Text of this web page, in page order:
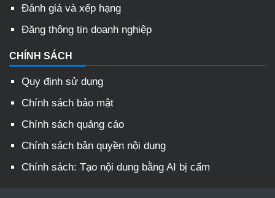
Đánh giá và xếp hạng
Đăng thông tin doanh nghiệp
CHÍNH SÁCH
Quy định sử dụng
Chính sách bảo mật
Chính sách quảng cáo
Chính sách bản quyền nội dung
Chính sách: Tạo nội dung bằng AI bị cấm